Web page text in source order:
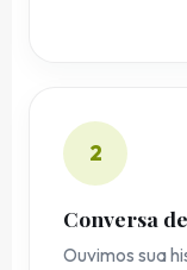
2
Conversa
Ouvimos sua